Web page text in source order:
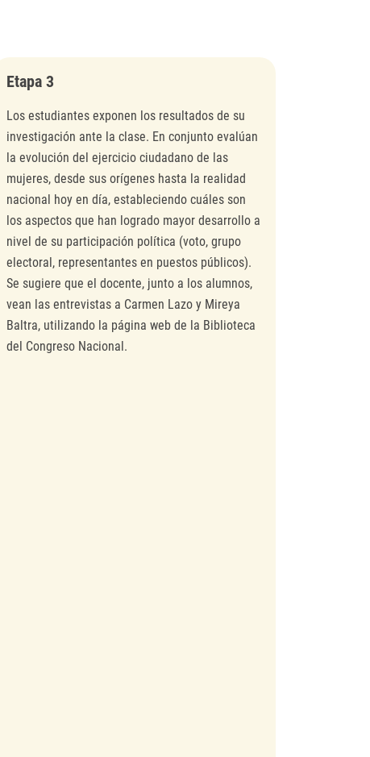
Etapa 3
Los estudiantes exponen los resultados de su
investigación ante la clase. En conjunto evalúan
la evolución del ejercicio ciudadano de las
mujeres, desde sus orígenes hasta la realidad
nacional hoy en día, estableciendo cuáles son
los aspectos que han logrado mayor desarrollo a
nivel de su participación política (voto, grupo
electoral, representantes en puestos públicos).
Se sugiere que el docente, junto a los alumnos,
vean las entrevistas a Carmen Lazo y Mireya
Baltra, utilizando la página web de la Biblioteca
del Congreso Nacional.